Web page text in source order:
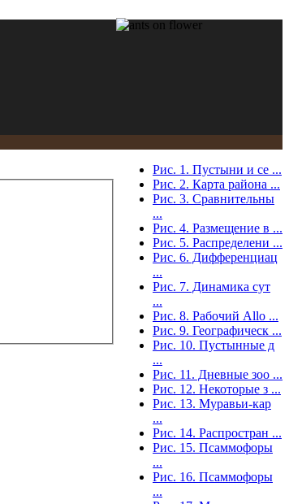
Рис. 1. Пустыни и се ...
Рис. 2. Карта района ...
Рис. 3. Сравнительны
...
Рис. 4. Размещение в ...
Рис. 5. Распределени ...
Рис. 6. Дифференциац
...
Рис. 7. Динамика сут
...
Рис. 8. Рабочий Allo ...
Рис. 9. Географическ ...
Рис. 10. Пустынные д
...
Рис. 11. Дневные зоо ...
Рис. 12. Некоторые з ...
Рис. 13. Муравьи-кар
...
Рис. 14. Распростран ...
Рис. 15. Псаммофоры
...
Рис. 16. Псаммофоры
...